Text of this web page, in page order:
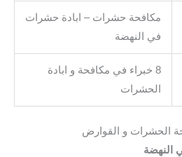
مكافحة حشرات – ابادة حشرات
في النهضة
8 خبراء في مكافحة و ابادة
الحشرات
الحشرات و القوارض
النهضة